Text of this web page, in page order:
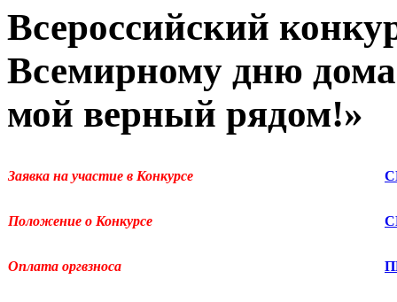
Всероссийский
Всемирному дню
мой верный рядом!»
Заявка на участие в Конкурсе
Положение о Конкурсе
Оплата оргвзноса